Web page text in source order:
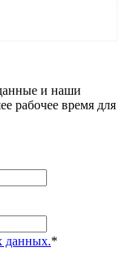
и наши
рабочее время для
данных.*